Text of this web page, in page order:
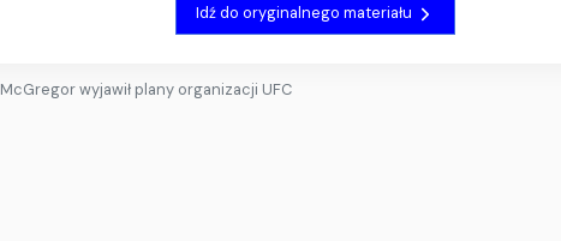
Idź do oryginalnego materiału
McGregor wyjawił plany organizacji UFC